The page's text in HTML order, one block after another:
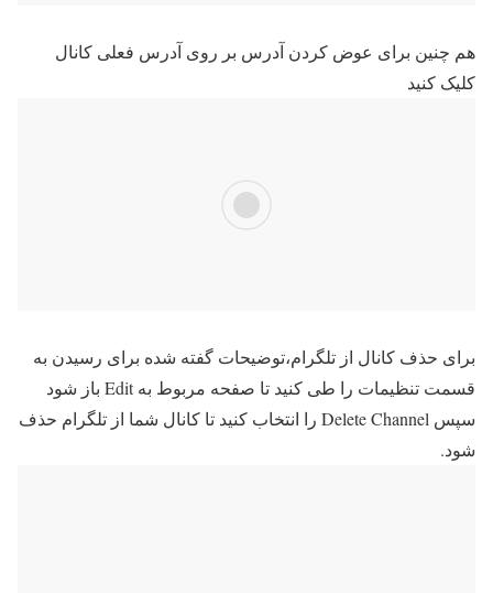
هم چنین برای عوض کردن آدرس بر روی آدرس فعلی کانال
کلیک کنید
برای حذف کانال از تلگرام،توضیحات گفته شده برای رسیدن به
قسمت تنظیمات را طی کنید تا صفحه مربوط به Edit باز شود
سپس Delete Channel را انتخاب کنید تا کانال شما از تلگرام حذف
شود.